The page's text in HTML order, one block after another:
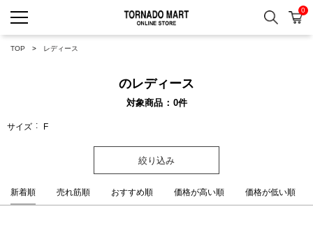
検索 カ
0
TOP レディース
のレディース
対象商品 0件
サイズ F
絞り込み
新着順 売れ筋順 おすすめ順 価格が高い順 価格が低い順